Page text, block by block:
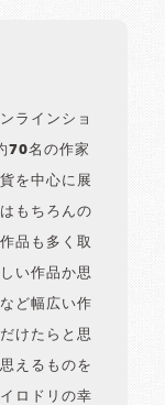
ラインショ
70名の作家
を中心に展
もちろんの
品も多く取
い作品か思
ど幅広い作
けたらと思
えるものを
ロドリの幸